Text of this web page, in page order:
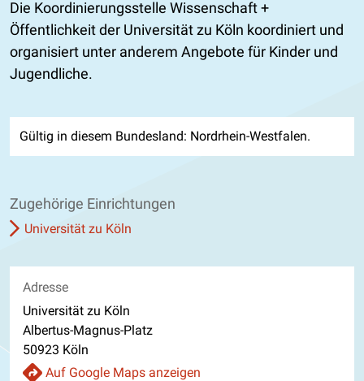
Die Koordinierungsstelle Wissenschaft +
Öffentlichkeit der Universität zu Köln koordiniert und
organisiert unter anderem Angebote für Kinder und
Jugendliche.
Gültig in diesem Bundesland: Nordrhein-Westfalen.
Zugehörige Einrichtungen
Universität zu Köln
Adresse
Universität zu Köln
Albertus-Magnus-Platz
50923 Köln
Auf Google Maps anzeigen